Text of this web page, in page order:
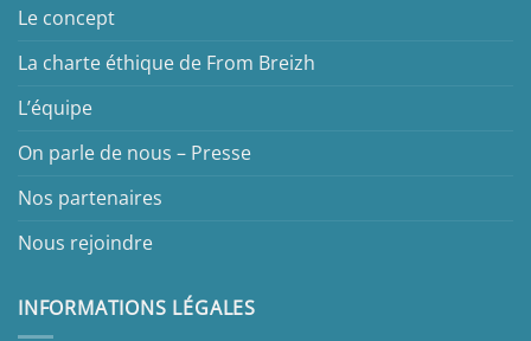
Le concept
La charte éthique de From Breizh
L’équipe
On parle de nous – Presse
Nos partenaires
Nous rejoindre
INFORMATIONS LÉGALES